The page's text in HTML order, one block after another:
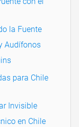
la Fuente
Audífonos
para Chile
Invisible
en Chile